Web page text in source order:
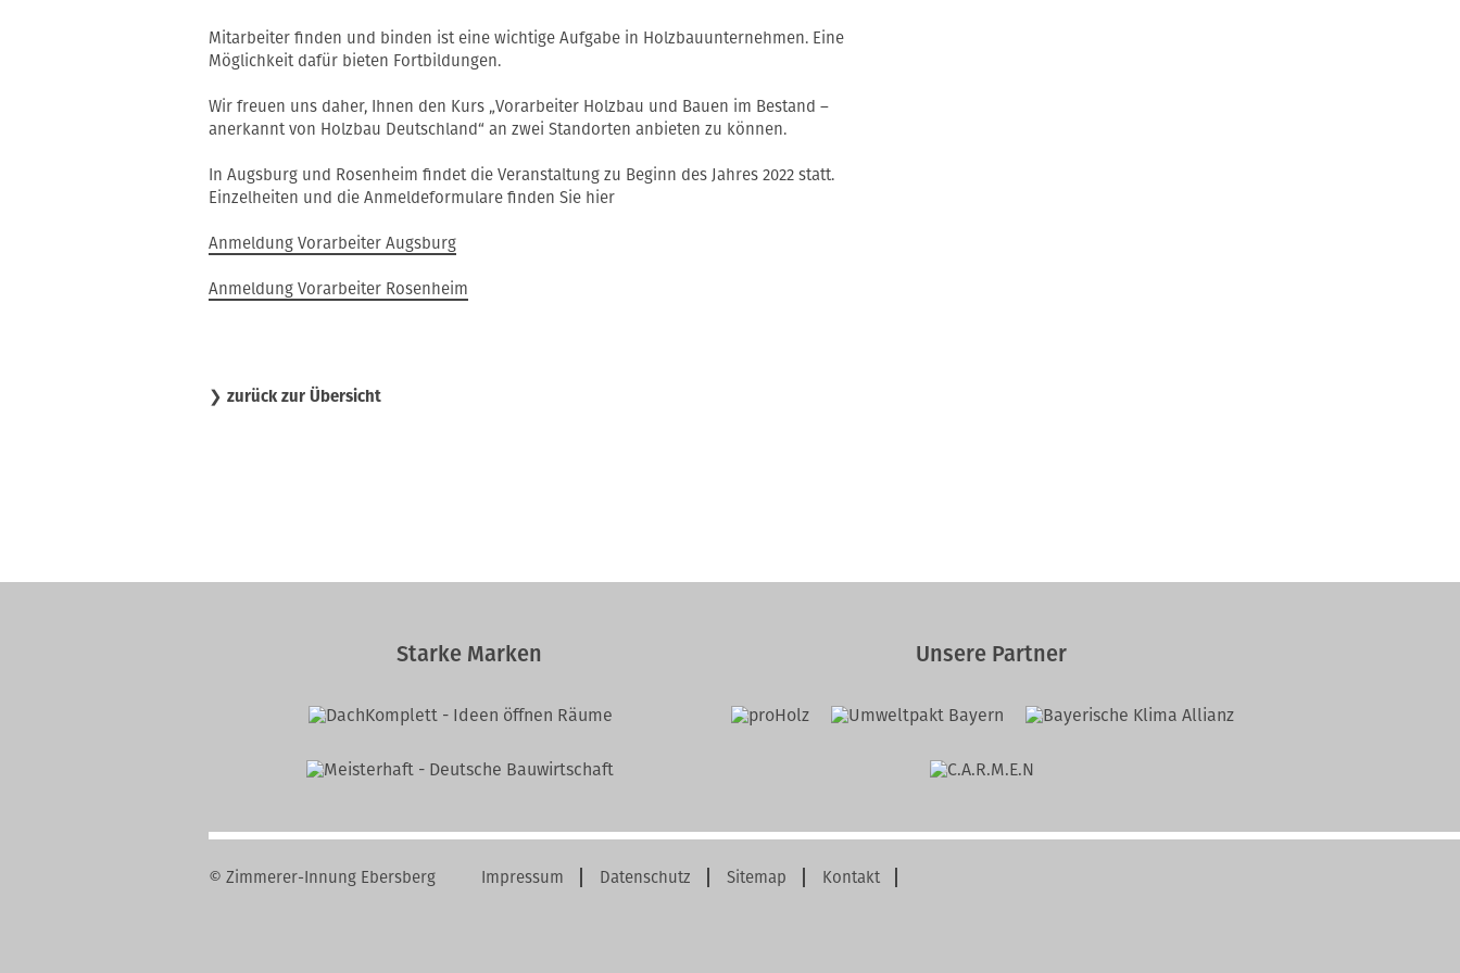
Mitarbeiter finden und binden ist eine wichtige Aufgabe in Holzbauunternehmen. Eine
Möglichkeit dafür bieten Fortbildungen.
Wir freuen uns daher, Ihnen den Kurs „Vorarbeiter Holzbau und Bauen im Bestand –
anerkannt von Holzbau Deutschland“ an zwei Standorten anbieten zu können.
In Augsburg und Rosenheim findet die Veranstaltung zu Beginn des Jahres 2022 statt.
Einzelheiten und die Anmeldeformulare finden Sie hier
Anmeldung Vorarbeiter Augsburg
Anmeldung Vorarbeiter Rosenheim
❯ zurück zur Übersicht
Starke Marken Unsere Partner
© Zimmerer-Innung Ebersberg
Navigation
Impressum Datenschutz Sitemap Kontakt